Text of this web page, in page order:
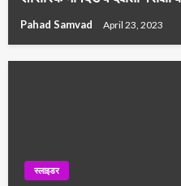
Pahad Samvad April 23, 2023
स्लाइडर